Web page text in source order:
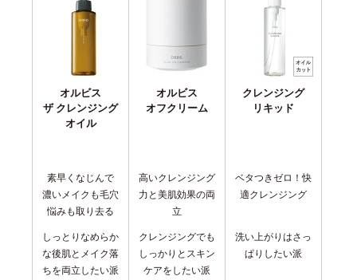
オルビス
ザ クレンジング
オイル
素早くなじんで
濃いメイクも毛穴
悩みも取り去る
しっとりなめらか
な後肌とメイク落
ちを両立したい派
オルビス
オフクリーム
高いクレンジング
力と美肌効果の両
立
クレンジングでも
しっかりとスキン
ケアをしたい派
クレンジング
リキッド
ベタつきゼロ！快
適クレンジング
洗い上がりはさっ
ぱりしたい派